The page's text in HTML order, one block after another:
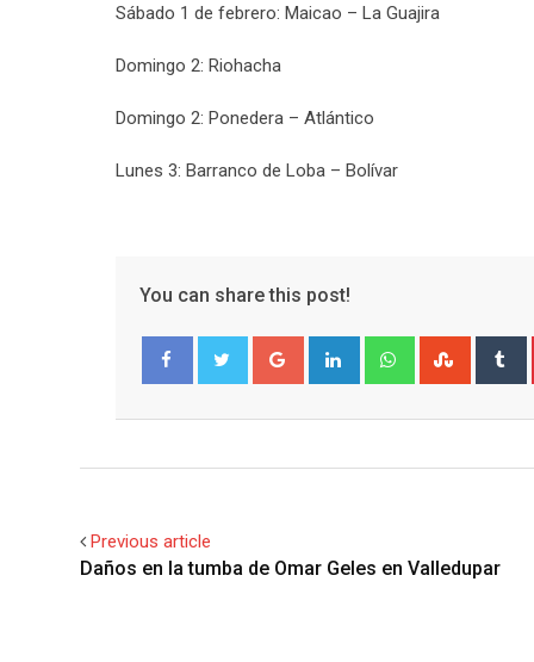
Sábado 1 de febrero: Maicao – La Guajira
Domingo 2: Riohacha
Domingo 2: Ponedera – Atlántico
Lunes 3: Barranco de Loba – Bolívar
You can share this post!
Google+ LinkedIn Whatsapp
Previous article
Daños en la tumba de Omar Geles en Valledupar